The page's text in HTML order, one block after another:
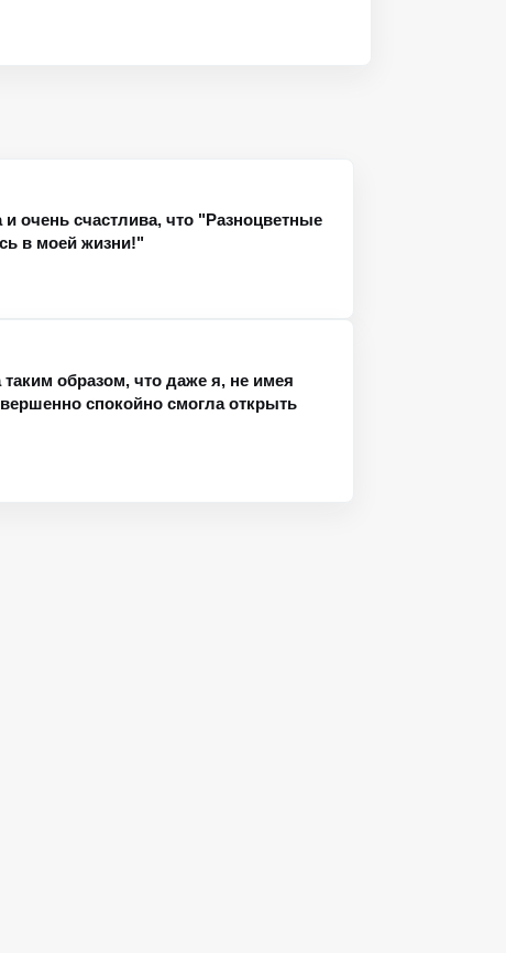
очень счастлива, что "Разноцветные
в моей жизни!"
образом, что даже я, не имея
спокойно смогла открыть